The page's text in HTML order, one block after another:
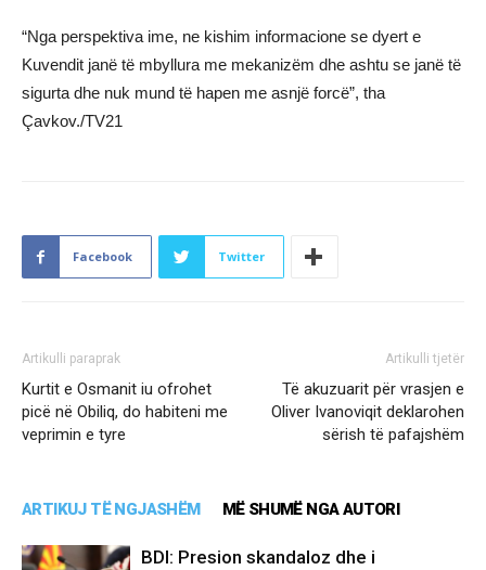
“Nga perspektiva ime, ne kishim informacione se dyert e
Kuvendit janë të mbyllura me mekanizëm dhe ashtu se janë të
sigurta dhe nuk mund të hapen me asnjë forcë”, tha
Çavkov./TV21
Facebook Twitter
Artikulli paraprak
Kurtit e Osmanit iu ofrohet
picë në Obiliq, do habiteni me
veprimin e tyre
Artikulli tjetër
Të akuzuarit për vrasjen e
Oliver Ivanoviqit deklarohen
sërish të pafajshëm
ARTIKUJ TË NGJASHËM MË SHUMË NGA AUTORI
BDI: Presion skandaloz dhe i